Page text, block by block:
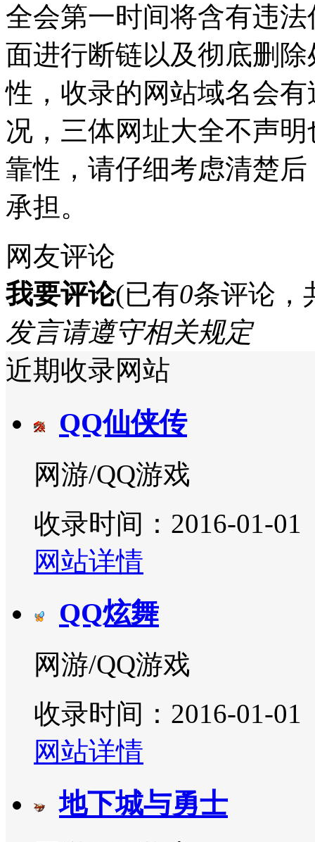
全会第一时间将含有违
面进行断链以及彻底删
性，收录的网站域名会
况，三体网址大全不声
靠性，请仔细考虑清楚
承担。
网友评论
我要评论(已有0条评论，
发言请遵守相关规定
近期收录网站
QQ仙侠传
网游/QQ游戏
收录时间：2016-01-01
网站详情
QQ炫舞
网游/QQ游戏
收录时间：2016-01-01
网站详情
地下城与勇士